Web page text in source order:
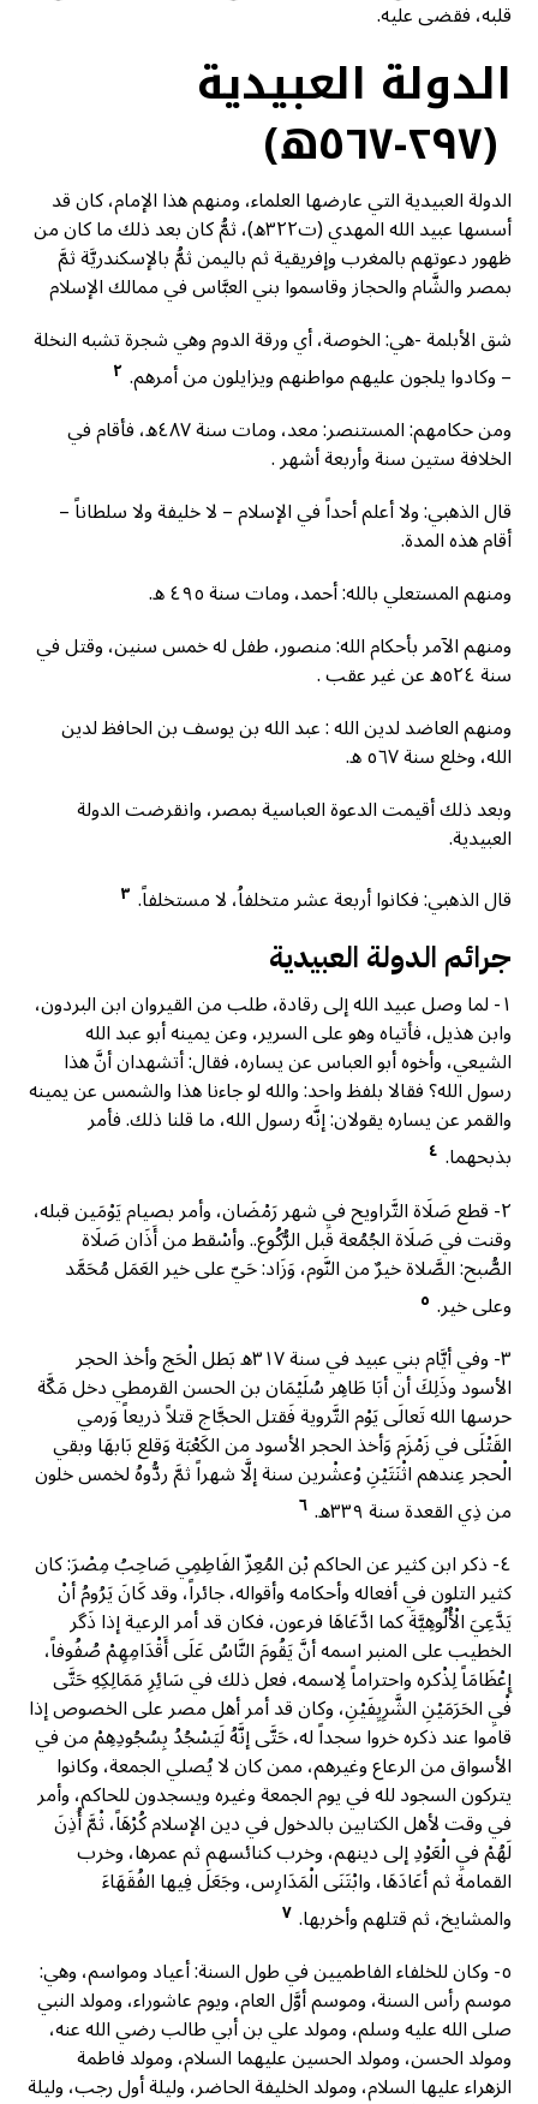
قلبه، فقضى عليه.
الدولة العبيدية
(٢٩٧-٥٦٧ه)
الدولة العبيدية التي عارضها العلماء، ومنهم هذا الإمام، كان قد
أسسها عبيد الله المهدي (ت۳۲۲ه)، ثمُّ كان بعد ذلك ما كان من
ظهور دعوتهم بالمغرب وإفريقية ثم باليمن ثمُّ بالإسكندريَّة ثمَّ
بمصر والشَّام والحجاز وقاسموا بني العبَّاس في ممالك الإسلام
شق الأبلمة -هي: الخوصة، أي ورقة الدوم وهي شجرة تشبه النخلة
– وكادوا يلجون عليهم مواطنهم ویزایلون من أمرهم. ٢
ومن حكامهم: المستنصر: معد، ومات سنة ٤۸۷ه، فأقام في
الخلافة ستين سنة وأربعة أشهر .
قال الذهبي: ولا أعلم أحداً في الإسلام – لا خليفة ولا سلطاناً –
أقام هذه المدة.
ومنهم المستعلي بالله: أحمد، ومات سنة ٤٩٥ ه.
ومنهم الآمر بأحكام الله: منصور، طفل له خمس سنين، وقتل في
سنة ٥۲٤ه عن غير عقب .
ومنهم العاضد لدين الله : عبد الله بن يوسف بن الحافظ لدين
الله، وخلع سنة ٥٦٧ ه.
وبعد ذلك أقيمت الدعوة العباسية بمصر، وانقرضت الدولة
العبيدية.
قال الذهبي: فكانوا أربعة عشر متخلفاُ، لا مستخلفاً. ٣
جرائم الدولة العبيدية
١- لما وصل عبيد الله إلى رقادة، طلب من القيروان ابن البردون،
وابن هذيل، فأتياه وهو على السرير، وعن يمينه أبو عبد الله
الشيعي، وأخوه أبو العباس عن يساره، فقال: أتشهدان أنَّ هذا
رسول الله؟ فقالا بلفظ واحد: والله لو جاءنا هذا والشمس عن يمينه
والقمر عن يساره يقولان: إنَّه رسول الله، ما قلنا ذلك. فأمر
بذبحهما. ٤
٢- قطع صَلَاة التَّراويح فيِ شهر رَمْضَان، وأمر بصيام يَوْمَين قبله،
وقنت في صَلَاة الجُمُعة قبل الرُّكُوع.. وأسْقط من أَذَان صَلَاة
الصُّبح: الصَّلاة خيرٌ من النَّوم، وَزَاد: حَيّ على خير العَمَل مُحَمَّد
وعلى خير. ٥
٣- وفي أيَّام بني عبيد في سنة ۳۱۷ه بَطل الْحَج وأخذ الحجر
الأسود وذَلِكَ أن أبَا طَاهِر سُلَيْمَان بن الحسن القرمطي دخل مَكَّة
حرسها الله تَعالَى يَوْم التَّروية فَقتل الحجَّاج قتلاً ذريعاً وَرمي
القَتْلَى في زَمْزَم وَأخذ الحجر الأسود من الكَعْبَة وَقلع بَابهَا وبقي
الْحجر عِندهم اثْنَتَيْنِ وْعشْرين سنة إلَّا شهراً ثمَّ ردُّوهُ لخمس خلون
من ذِي القعدة سنة ۳۳۹ه.
٦
٤- ذكر ابن كثير عن الحاكم بْن المُعِزّ الفَاطِمِي صَاحِبُ مِصْرَ: كان
كثير التلون في أفعاله وأحكامه وأقواله، جائراً، وقد كَانَ يَرُومُ أنْ
يَدَّعِيَ الْأُلُوهِيَّةَ كما ادَّعَاهَا فرعون، فكان قد أمر الرعية إذا ذَگر
الخطيب على المنبر اسمه أنَّ يَقُومَ النَّاسُ عَلَى أَقْدَامِهِمْ صُفُوفاً،
إِعْظَامَاً لِذْكره واحتراماً لِاسمه، فعل ذلك في سَائِرِ مَمَالِكِهِ حَتَّى
فْيِ الحَرَمَيْنِ الشَّرِيِفَيْنِ، وكان قد أمر أهل مصر على الخصوص إذا
قاموا عند ذكره خروا سجداً له، حَتَّى إنَّهُ لَيَسْجُدُ بِسُجُودِهِمْ من في
الأسواق من الرعاع وغيرهم، ممن كان لا يُصلي الجمعة، وكانوا
يتركون السجود لله في يوم الجمعة وغيره ويسجدون للحاكم، وأمر
في وقت لأهل الكتابين بالدخول في دين الإسلام كُرْهَاً، ثْمَّ أُذِنَ
لَهُمْ فيِ الْعَوْدِ إلى دينهم، وخرب كنائسهم ثم عمرها، وخرب
القمامة ثم أعَادَهَا، وابْتَنَى الْمَدَارِس، وجَعَلَ فِيها الفُقَهَاءَ
والمشايخ، ثم قتلهم وأخربها. ٧
٥- وكان للخلفاء الفاطميين في طول السنة: أعياد ومواسم، وهي:
موسم رأس السنة، وموسم أوَّل العام، ويوم عاشوراء، ومولد النبي
صلى الله عليه وسلم، ومولد علي بن أبي طالب رضي الله عنه،
ومولد الحسن، ومولد الحسين عليهما السلام، ومولد فاطمة
الزهراء عليها السلام، ومولد الخليفة الحاضر، وليلة أول رجب، وليلة